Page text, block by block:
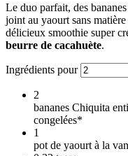
Le duo parfait, des
joint au yaourt sans
délicieux smoothie super
beurre de cacahuète.
Ingrédients pour
2
bananes Chiquita
congelées*
1
pot de yaourt à la